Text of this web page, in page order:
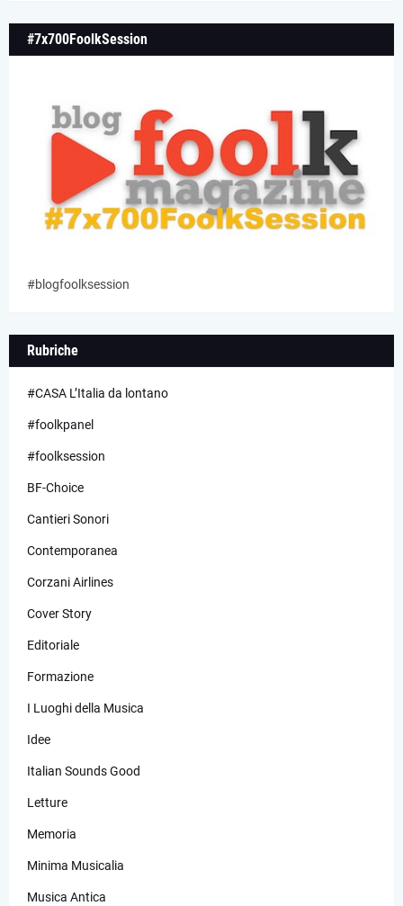
#7x700FoolkSession
#blogfoolksession
Rubriche
#CASA L’Italia da lontano
#foolkpanel
#foolksession
BF-Choice
Cantieri Sonori
Contemporanea
Corzani Airlines
Cover Story
Editoriale
Formazione
I Luoghi della Musica
Idee
Italian Sounds Good
Letture
Memoria
Minima Musicalia
Musica Antica